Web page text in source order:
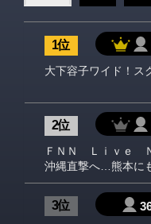
1 位
大下容子ワイド！ス
2 位
ＦＮＮ Ｌｉｖｅ
沖縄直撃へ…熊本に
3 位